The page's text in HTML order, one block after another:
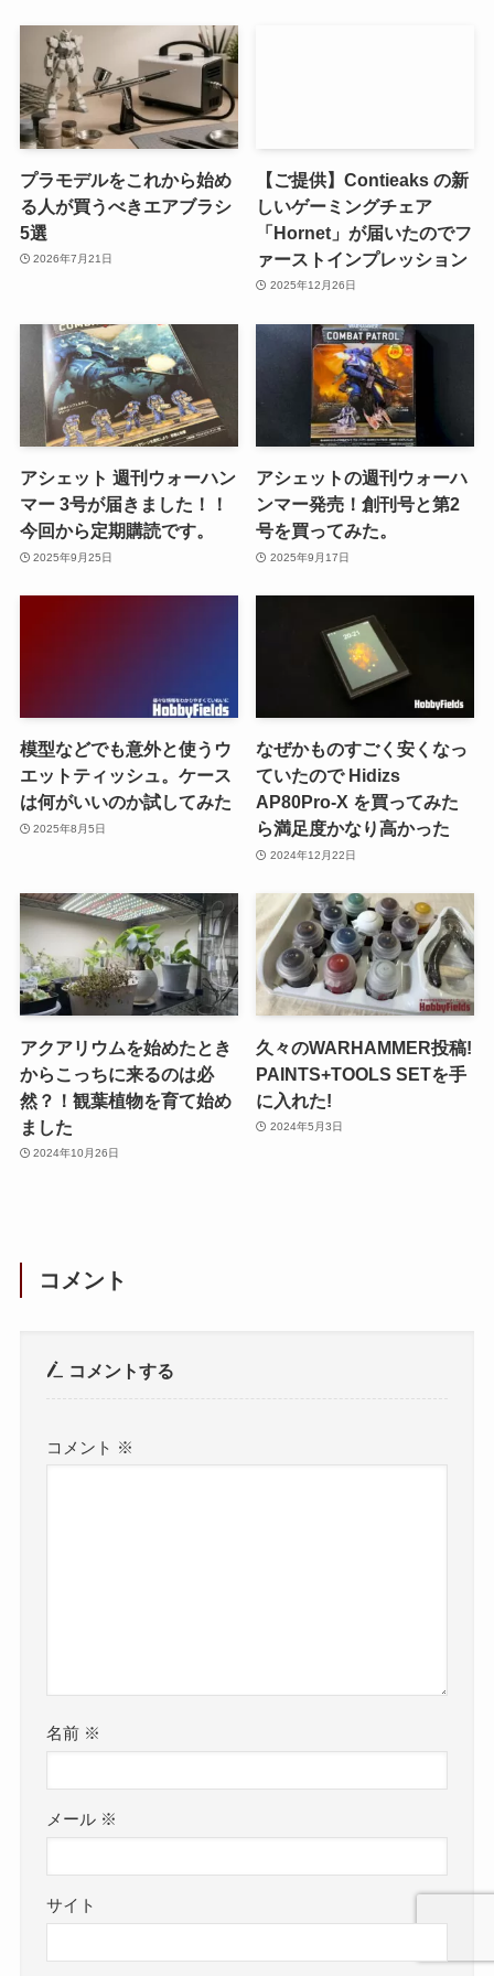
プラモデルをこれから始め
る人が買うべきエアブラシ
5選
2026年7月21日
【ご提供】Contieaks の新
しいゲーミングチェア
「Hornet」が届いたのでフ
ァーストインプレッション
2025年12月26日
アシェット 週刊ウォーハン
マー 3号が届きました！！
今回から定期購読です。
2025年9月25日
アシェットの週刊ウォーハ
ンマー発売！創刊号と第2
号を買ってみた。
2025年9月17日
模型などでも意外と使うウ
エットティッシュ。ケース
は何がいいのか試してみた
2025年8月5日
なぜかものすごく安くなっ
ていたので Hidizs
AP80Pro-X を買ってみた
ら満足度かなり高かった
2024年12月22日
アクアリウムを始めたとき
からこっちに来るのは必
然？！観葉植物を育て始め
ました
2024年10月26日
久々のWARHAMMER投稿!
PAINTS+TOOLS SETを手
に入れた!
2024年5月3日
コメント
コメントする
コメント ※
名前 ※
メール ※
サイト